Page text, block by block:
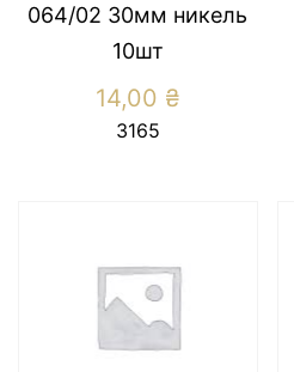
064/02 30мм никель
10шт
14,00 ₴
3165